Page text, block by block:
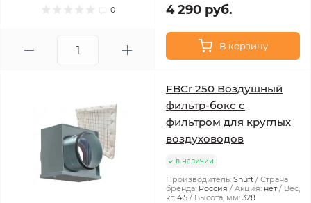
0 4 290 руб.
В корзину
FBCr 250 Воздушный
фильтр-бокс с
фильтром для круглых
воздуховодов
в наличии
Производитель: Shuft
Страна
бренда: Россия Акция: нет
Вес,
кг: 4.5 Высота, мм: 328